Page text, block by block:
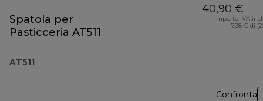
Spatola per
Pasticceria AT511
AT511
40,90 €
Importo IVA
7,38 € di
Confronta